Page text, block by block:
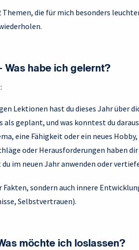
Themen, die für mich besonders
Was habe ich gelernt?
Lektionen hast du dieses Jahr über
als geplant, und was konntest du
eine Fähigkeit oder ein neues
oder Herausforderungen haben
im neuen Jahr anwenden oder
sondern auch innere
Selbstvertrauen).
möchte ich loslassen?